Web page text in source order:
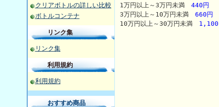
クリアボトルの詳しい比較
ボトルコンテナ
リンク集
リンク集
利用規約
利用規約
おすすめ商品
1万円以上～3万円未満 440円
3万円以上～10万円未満 660円
10万円以上～30万円未満 1,100